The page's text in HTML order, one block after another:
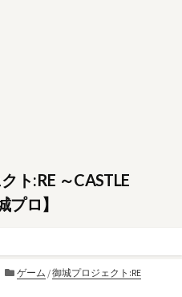
ト:RE ～CASTLE
プロ】
カ
ゲーム /御城プロジェクト:RE